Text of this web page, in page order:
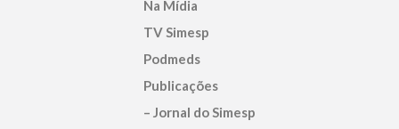
Na Mídia
TV Simesp
Podmeds
Publicações
– Jornal do Simesp